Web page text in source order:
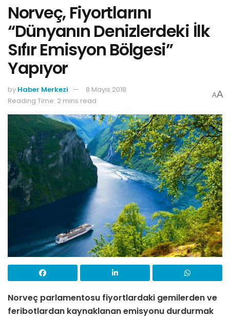
Norveç, Fiyortlarını
“Dünyanın Denizlerdeki İlk
Sıfır Emisyon Bölgesi”
Yapıyor
by Haber Merkezi
8 Mayıs 2018
Reading Time: 2 mins read
AA
Norveç parlamentosu fiyortlardaki gemilerden ve
feribotlardan kaynaklanan emisyonu durdurmak